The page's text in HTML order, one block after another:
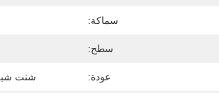
سماكة:
سطح:
عودة: شنت